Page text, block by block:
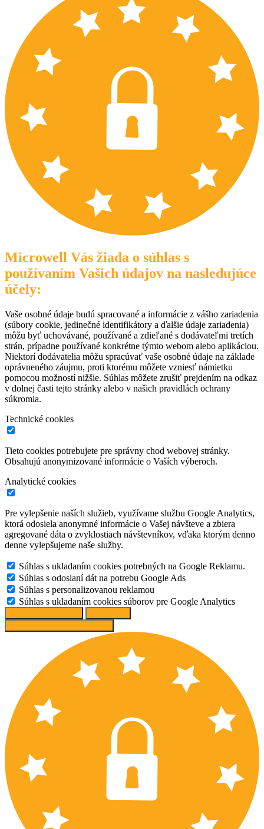
Microwell Vás žiada o súhlas s
používaním Vašich údajov na nasledujúce
účely:
Vaše osobné údaje budú spracované a informácie z vášho zariadenia
(súbory cookie, jedinečné identifikátory a ďalšie údaje zariadenia)
môžu byť uchovávané, používané a zdieľané s dodávateľmi tretích
strán, prípadne používané konkrétne týmto webom alebo aplikáciou.
Niektorí dodávatelia môžu spracúvať vaše osobné údaje na základe
oprávneného záujmu, proti ktorému môžete vzniesť námietku
pomocou možností nižšie. Súhlas môžete zrušiť prejdením na odkaz
v dolnej časti tejto stránky alebo v našich pravidlách ochrany
súkromia.
Technické cookies
Tieto cookies potrebujete pre správny chod webovej stránky.
Obsahujú anonymizované informácie o Vaších výberoch.
Analytické cookies
Pre vylepšenie naších služieb, využívame službu Google Analytics,
ktorá odosiela anonymné informácie o Vašej návšteve a zbiera
agregované dáta o zvyklostiach návštevníkov, vďaka ktorým denno
denne vylepšujeme naše služby.
Súhlas s ukladaním cookies potrebných na Google Reklamu.
Súhlas s odoslaní dát na potrebu Google Ads
Súhlas s personalizovanou reklamou
Súhlas s ukladaním cookies súborov pre Google Analytics